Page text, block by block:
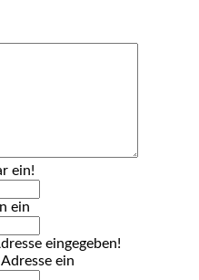
ein!
ein
eingegeben!
ein